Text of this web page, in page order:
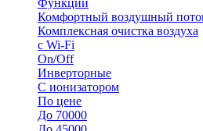
Функции
Комфортный воздушный
Комплексная очистка воздуха
с Wi-Fi
On/Off
Инверторные
С ионизатором
По цене
До 70000